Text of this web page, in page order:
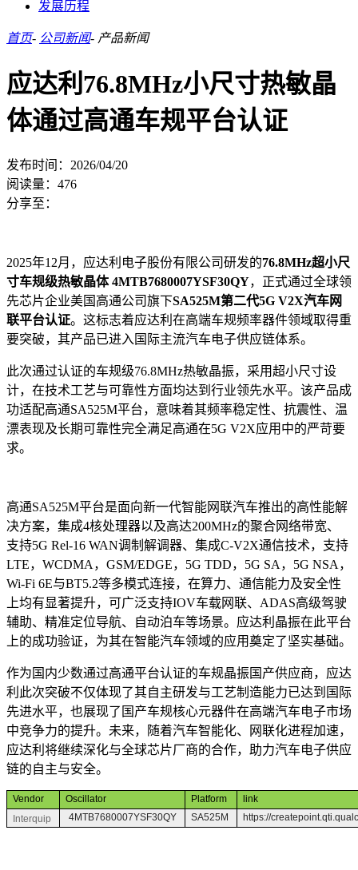
发展历程
首页- 公司新闻- 产品新闻
应达利76.8MHz小尺寸热敏晶
体通过高通车规平台认证
发布时间：2026/04/20
阅读量： 476
分享至：
2025年12月，应达利电子股份有限公司研发的76.8MHz超小尺
寸车规级热敏晶体 4MTB7680007YSF30QY，正式通过全球领
先芯片企业美国高通公司旗下SA525M第二代5G V2X汽车网
联平台认证。这标志着应达利在高端车规频率器件领域取得重
要突破，其产品已进入国际主流汽车电子供应链体系。
此次通过认证的车规级76.8MHz热敏晶振，采用超小尺寸设
计，在技术工艺与可靠性方面均达到行业领先水平。该产品成
功适配高通SA525M平台，意味着其频率稳定性、抗震性、温
漂表现及长期可靠性完全满足高通在5G V2X应用中的严苛要
求。
高通SA525M平台是面向新一代智能网联汽车推出的高性能解
决方案，集成4核处理器以及高达200MHz的聚合网络带宽、
支持5G Rel-16 WAN调制解调器、集成C-V2X通信技术，支持
LTE，WCDMA，GSM/EDGE，5G TDD，5G SA，5G NSA，
Wi-Fi 6E与BT5.2等多模式连接，在算力、通信能力及安全性
上均有显著提升，可广泛支持IOV车载网联、ADAS高级驾驶
辅助、精准定位导航、自动泊车等场景。应达利晶振在此平台
上的成功验证，为其在智能汽车领域的应用奠定了坚实基础。
作为国内少数通过高通平台认证的车规晶振国产供应商，应达
利此次突破不仅体现了其自主研发与工艺制造能力已达到国际
先进水平，也展现了国产车规核心元器件在高端汽车电子市场
中竞争力的提升。未来，随着汽车智能化、网联化进程加速，
应达利将继续深化与全球芯片厂商的合作，助力汽车电子供应
链的自主与安全。
Vendor Oscillator Platform
link
Interquip
4MTB7680007YSF30QY SA525M https://